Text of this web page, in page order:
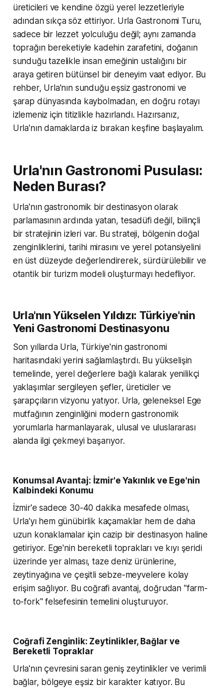
üreticileri ve kendine özgü yerel lezzetleriyle
adından sıkça söz ettiriyor. Urla Gastronomi Turu,
sadece bir lezzet yolculuğu değil; aynı zamanda
toprağın bereketiyle kadehin zarafetini, doğanın
sunduğu tazelikle insan emeğinin ustalığını bir
araya getiren bütünsel bir deneyim vaat ediyor. Bu
rehber, Urla'nın sunduğu eşsiz gastronomi ve
şarap dünyasında kaybolmadan, en doğru rotayı
izlemeniz için titizlikle hazırlandı. Hazırsanız,
Urla'nın damaklarda iz bırakan keşfine başlayalım.
Urla'nın Gastronomi Pusulası:
Neden Burası?
Urla'nın gastronomik bir destinasyon olarak
parlamasının ardında yatan, tesadüfi değil, bilinçli
bir stratejinin izleri var. Bu strateji, bölgenin doğal
zenginliklerini, tarihi mirasını ve yerel potansiyelini
en üst düzeyde değerlendirerek, sürdürülebilir ve
otantik bir turizm modeli oluşturmayı hedefliyor.
Urla'nın Yükselen Yıldızı: Türkiye'nin
Yeni Gastronomi Destinasyonu
Son yıllarda Urla, Türkiye'nin gastronomi
haritasındaki yerini sağlamlaştırdı. Bu yükselişin
temelinde, yerel değerlere bağlı kalarak yenilikçi
yaklaşımlar sergileyen şefler, üreticiler ve
şarapçıların vizyonu yatıyor. Urla, geleneksel Ege
mutfağının zenginliğini modern gastronomik
yorumlarla harmanlayarak, ulusal ve uluslararası
alanda ilgi çekmeyi başarıyor.
Konumsal Avantaj: İzmir'e Yakınlık ve Ege'nin
Kalbindeki Konumu
İzmir'e sadece 30-40 dakika mesafede olması,
Urla'yı hem günübirlik kaçamaklar hem de daha
uzun konaklamalar için cazip bir destinasyon haline
getiriyor. Ege'nin bereketli toprakları ve kıyı şeridi
üzerinde yer alması, taze deniz ürünlerine,
zeytinyağına ve çeşitli sebze-meyvelere kolay
erişim sağlıyor. Bu coğrafi avantaj, doğrudan "farm-
to-fork" felsefesinin temelini oluşturuyor.
Coğrafi Zenginlik: Zeytinlikler, Bağlar ve
Bereketli Topraklar
Urla'nın çevresini saran geniş zeytinlikler ve verimli
bağlar, bölgeye eşsiz bir karakter katıyor. Bu